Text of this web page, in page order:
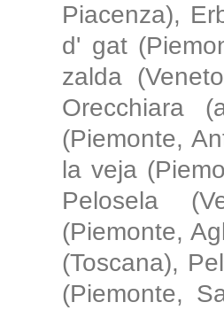
Piacenza),
d' gat
zalda
Orecchiara
(Piemonte,
la veja
Pelosela
(Piemonte,
(Toscana),
(Piemonte,